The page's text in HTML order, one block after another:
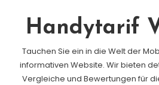
Handytarif
Tauchen Sie ein in die Welt der
informativen Website. Wir bieten
Vergleiche und Bewertungen für